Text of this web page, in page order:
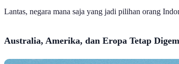
Lantas, negara mana saja yang jadi pilihan orang
Australia, Amerika, dan Eropa Tetap